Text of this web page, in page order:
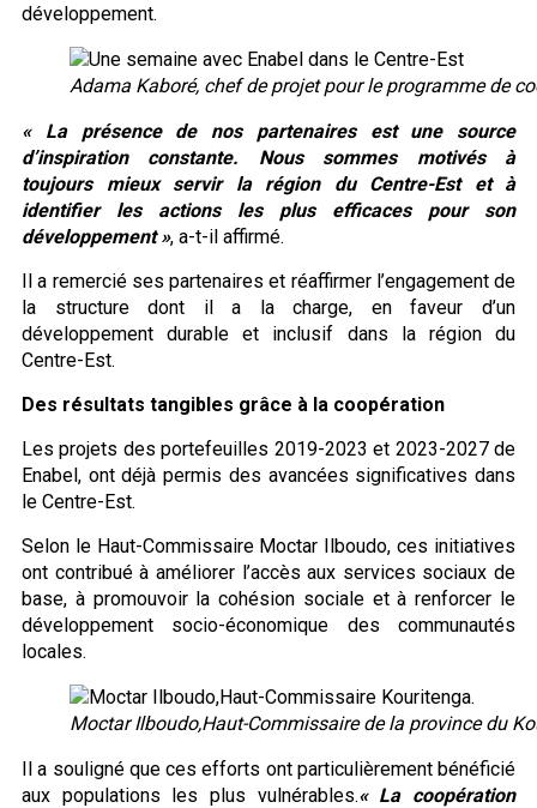
développement.
Adama Kaboré, chef de projet pour le programme de
« La présence de nos partenaires est une source
d’inspiration constante. Nous sommes motivés à
toujours mieux servir la région du Centre-Est et à
identifier les actions les plus efficaces pour son
développement », a-t-il affirmé.
Il a remercié ses partenaires et réaffirmer l’engagement de
la structure dont il a la charge, en faveur d’un
développement durable et inclusif dans la région du
Centre-Est.
Des résultats tangibles grâce à la coopération
Les projets des portefeuilles 2019-2023 et 2023-2027 de
Enabel, ont déjà permis des avancées significatives dans
le Centre-Est.
Selon le Haut-Commissaire Moctar Ilboudo, ces initiatives
ont contribué à améliorer l’accès aux services sociaux de
base, à promouvoir la cohésion sociale et à renforcer le
développement socio-économique des communautés
locales.
Moctar Ilboudo,Haut-Commissaire de la province du
Il a souligné que ces efforts ont particulièrement bénéficié
aux populations les plus vulnérables.« La coopération